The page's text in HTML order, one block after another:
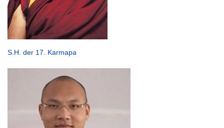
S.H. der 17. Karmapa